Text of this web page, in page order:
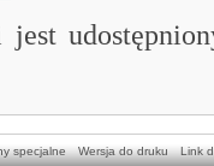
jest
specjalne Wersja do druku Link